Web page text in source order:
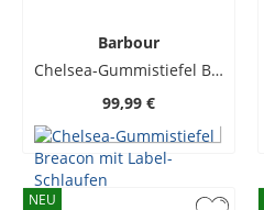
Barbour
Chelsea-Gummistiefel Breacon mit Label-Schlaufen
99,99 €
NEU